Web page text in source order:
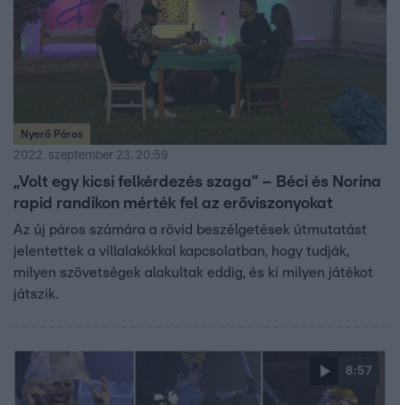
Nyerő Páros
2022. szeptember 23. 20:59
„Volt egy kicsi felkérdezés szaga” – Béci és Norina
rapid randikon mérték fel az erőviszonyokat
Az új páros számára a rövid beszélgetések útmutatást
jelentettek a villalakókkal kapcsolatban, hogy tudják,
milyen szövetségek alakultak eddig, és ki milyen játékot
játszik.
8:57